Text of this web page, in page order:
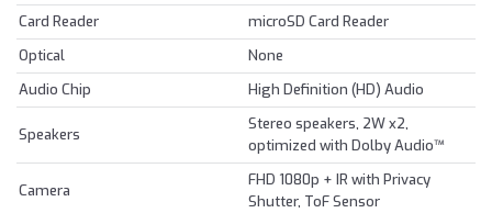
Card Reader
microSD Card Reader
Optical
None
Audio Chip
High Definition (HD) Audio
Speakers
Stereo speakers, 2W x2,
optimized with Dolby Audio™
Camera
FHD 1080p + IR with Privacy
Shutter, ToF Sensor